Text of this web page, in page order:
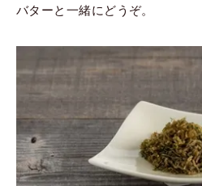
バターと一緒にどうぞ。